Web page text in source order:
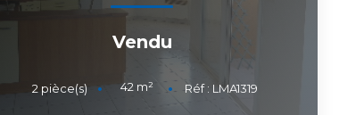
Vendu
2 pièce(s) 42 m² Réf : LMA1319